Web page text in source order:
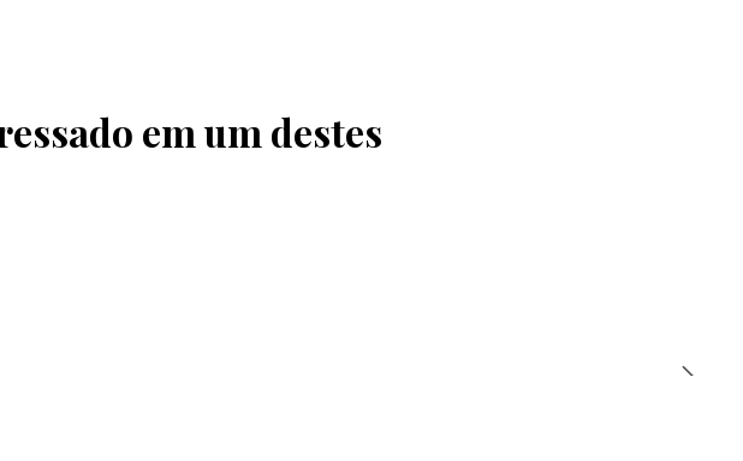
em um destes